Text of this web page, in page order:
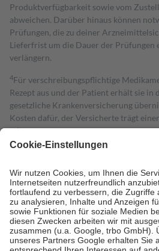
Produktverfügbarkeit sowie vom
abweichen. Darüber hinaus können
Prüfungen, die zu deiner
Lieferfrist um die Dauer der Prüfungen
verlängern.
4Für verschreibungspflichtige
Rezept aus und der Patient erhält sie in
gesetzliche Krankenversicherung
Kosten dafür, der Versicherte trägt
mit.
Grundsätzlich leisten Mitglieder
höchstens zehn Euro.
Es sind jedoch
Kosten der Leistung zu entrichten.
Diese Regeln gelten grundsätzlich
Bei Heilmitteln und häuslicher
Zuzahlung zehn Prozent der Kosten
Verordnung.
Um das Engagement der Versicherten